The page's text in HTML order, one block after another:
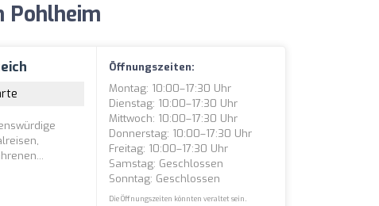
Pohlheim
Öffnungszeiten:
Montag: 10:00–17:30 Uhr
Dienstag: 10:00–17:30 Uhr
Mittwoch: 10:00–17:30 Uhr
Donnerstag: 10:00–17:30 Uhr
Freitag: 10:00–17:30 Uhr
Samstag: Geschlossen
Sonntag: Geschlossen
Die Öffnungszeiten könnten veraltet sein.